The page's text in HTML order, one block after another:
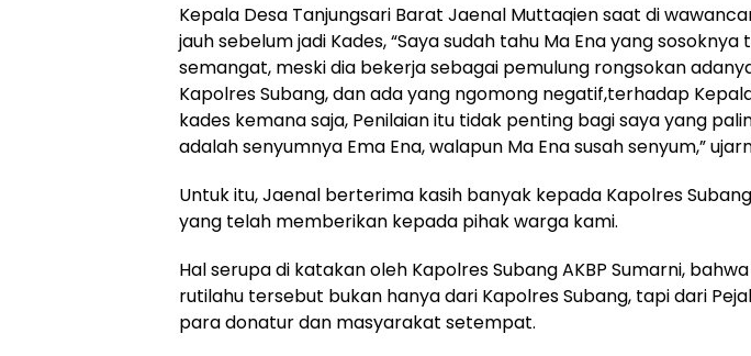
Kepala Desa Tanjungsari Barat Jaenal Muttaqien saat di
jauh sebelum jadi Kades, “Saya sudah tahu Ma Ena yang
semangat, meski dia bekerja sebagai pemulung rongsokan
Kapolres Subang, dan ada yang ngomong negatif,terhadap
kades kemana saja, Penilaian itu tidak penting bagi saya yang
adalah senyumnya Ema Ena, walapun Ma Ena susah senyum,”
Untuk itu, Jaenal berterima kasih banyak kepada Kapolres
yang telah memberikan kepada pihak warga kami.
Hal serupa di katakan oleh Kapolres Subang AKBP Sumarni,
rutilahu tersebut bukan hanya dari Kapolres Subang, tapi dari
para donatur dan masyarakat setempat.